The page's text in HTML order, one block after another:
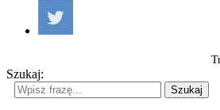
Szukaj:
Szukaj